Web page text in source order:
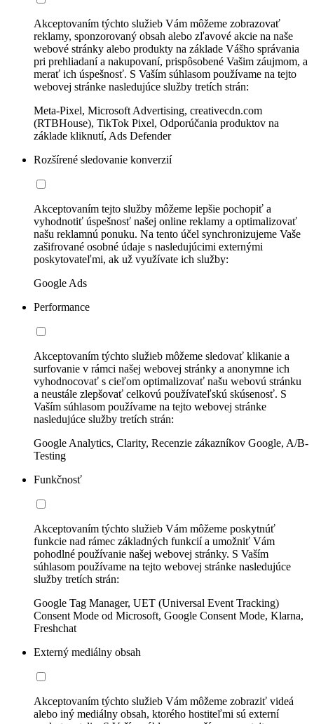
Akceptovaním týchto služieb Vám môžeme zobrazovať
reklamy, sponzorovaný obsah alebo zľavové akcie na naše
webové stránky alebo produkty na základe Vášho správania
pri prehliadaní a nakupovaní, prispôsobené Vašim záujmom, a
merať ich úspešnosť. S Vaším súhlasom používame na tejto
webovej stránke nasledujúce služby tretích strán:
Meta-Pixel, Microsoft Advertising, creativecdn.com
(RTBHouse), TikTok Pixel, Odporúčania produktov na
základe kliknutí, Ads Defender
Rozšírené sledovanie konverzií
Akceptovaním tejto služby môžeme lepšie pochopiť a
vyhodnotiť úspešnosť našej online reklamy a optimalizovať
našu reklamnú ponuku. Na tento účel synchronizujeme Vaše
zašifrované osobné údaje s nasledujúcimi externými
poskytovateľmi, ak už využívate ich služby:
Google Ads
Performance
Akceptovaním týchto služieb môžeme sledovať klikanie a
surfovanie v rámci našej webovej stránky a anonymne ich
vyhodnocovať s cieľom optimalizovať našu webovú stránku
a neustále zlepšovať celkovú používateľskú skúsenosť. S
Vaším súhlasom používame na tejto webovej stránke
nasledujúce služby tretích strán:
Google Analytics, Clarity, Recenzie zákazníkov Google, A/B-
Testing
Funkčnosť
Akceptovaním týchto služieb Vám môžeme poskytnúť
funkcie nad rámec základných funkcií a umožniť Vám
pohodlné používanie našej webovej stránky. S Vaším
súhlasom používame na tejto webovej stránke nasledujúce
služby tretích strán:
Google Tag Manager, UET (Universal Event Tracking)
Consent Mode od Microsoft, Google Consent Mode, Klarna,
Freshchat
Externý mediálny obsah
Akceptovaním týchto služieb Vám môžeme zobraziť videá
alebo iný mediálny obsah, ktorého hostiteľmi sú externí